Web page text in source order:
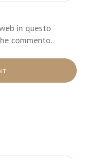
in questo
commento.